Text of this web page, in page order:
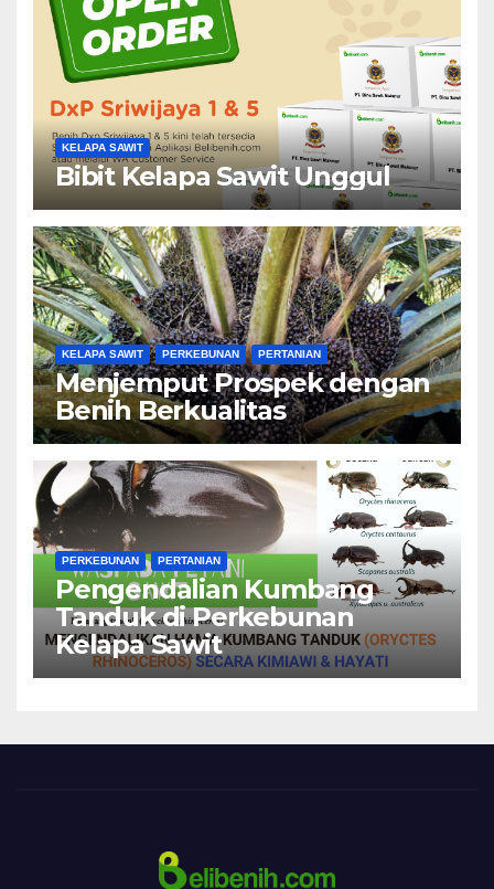
KELAPA SAWIT
Bibit Kelapa Sawit Unggul
KELAPA SAWIT PERKEBUNAN PERTANIAN
Menjemput Prospek dengan
Benih Berkualitas
PERKEBUNAN PERTANIAN
Pengendalian Kumbang
Tanduk di Perkebunan
Kelapa Sawit